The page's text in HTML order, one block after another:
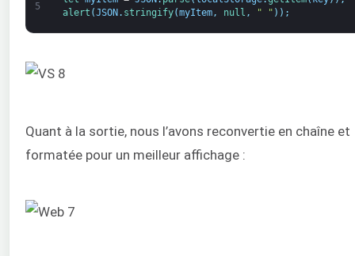
5
alert (JSON. stringify(myItem, null , " " ) ) ;
Quant à la sortie, nous l’avons reconvertie en chaîne et
formatée pour un meilleur affichage :